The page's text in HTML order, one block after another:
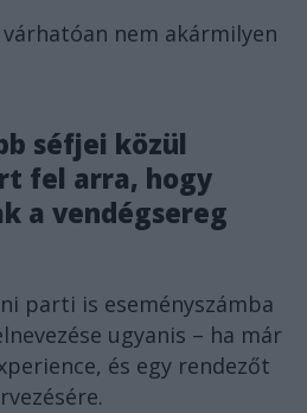
nem akármilyen
séfjei közül
fel arra, hogy
a vendégsereg
parti is eseményszámba
ugyanis – ha már
és egy rendezőt